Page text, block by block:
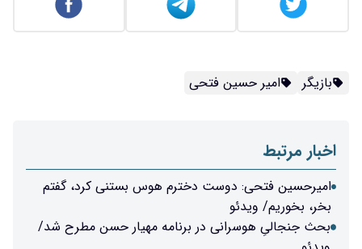
بازیگر امیر حسین فتحی
اخبار مرتبط
امیرحسین فتحی: دوست دخترم هوس بستنی کرد، گفتم
بخر، بخوریم/ ویدئو
بحث جنجالیِ هوسرانی در برنامه مهیار حسن مطرح شد/